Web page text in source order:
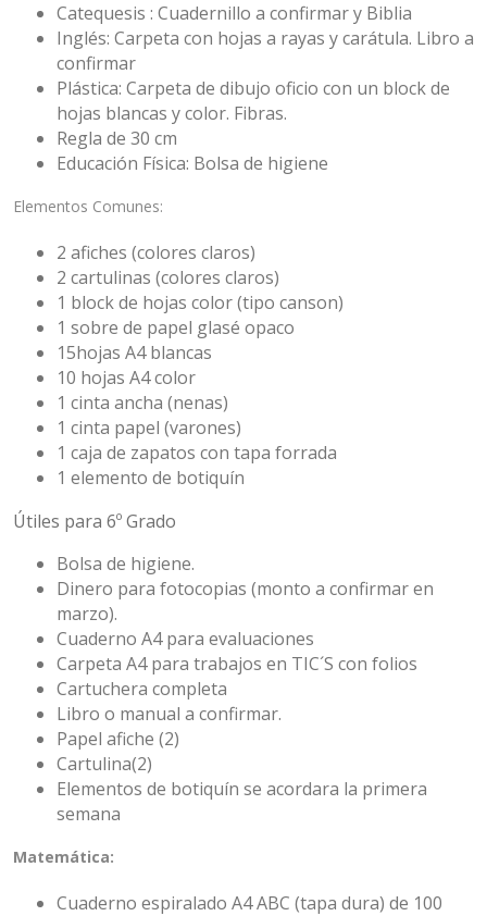
Catequesis : Cuadernillo a confirmar y Biblia
Inglés: Carpeta con hojas a rayas y carátula. Libro a
confirmar
Plástica: Carpeta de dibujo oficio con un block de
hojas blancas y color. Fibras.
Regla de 30 cm
Educación Física: Bolsa de higiene
Elementos Comunes:
2 afiches (colores claros)
2 cartulinas (colores claros)
1 block de hojas color (tipo canson)
1 sobre de papel glasé opaco
15hojas A4 blancas
10 hojas A4 color
1 cinta ancha (nenas)
1 cinta papel (varones)
1 caja de zapatos con tapa forrada
1 elemento de botiquín
Útiles para 6º Grado
Bolsa de higiene.
Dinero para fotocopias (monto a confirmar en
marzo).
Cuaderno A4 para evaluaciones
Carpeta A4 para trabajos en TIC´S con folios
Cartuchera completa
Libro o manual a confirmar.
Papel afiche (2)
Cartulina(2)
Elementos de botiquín se acordara la primera
semana
Matemática:
Cuaderno espiralado A4 ABC (tapa dura) de 100